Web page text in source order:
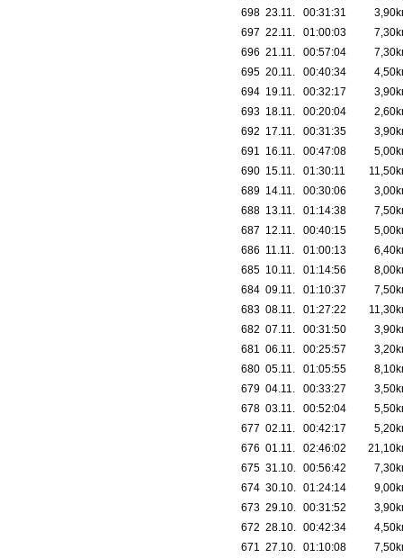
698 23.11. 00:31:31
697 22.11. 01:00:03
696 21.11. 00:57:04
695 20.11. 00:40:34
694 19.11. 00:32:17
693 18.11. 00:20:04
692 17.11. 00:31:35
691 16.11. 00:47:08
690 15.11. 01:30:11
689 14.11. 00:30:06
688 13.11. 01:14:38
687 12.11. 00:40:15
686 11.11. 01:00:13
685 10.11. 01:14:56
684 09.11. 01:10:37
683 08.11. 01:27:22
682 07.11. 00:31:50
681 06.11. 00:25:57
680 05.11. 01:05:55
679 04.11. 00:33:27
678 03.11. 00:52:04
677 02.11. 00:42:17
676 01.11. 02:46:02
675 31.10. 00:56:42
674 30.10. 01:24:14
673 29.10. 00:31:52
672 28.10. 00:42:34
671 27.10. 01:10:08